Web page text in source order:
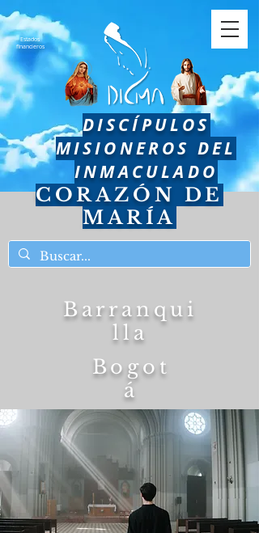
DISCÍPULOS
MISIONEROS DEL
INMACULADO
CORAZÓN DE
MARÍA
Estados
financieros
Barranqui
lla
Bogot
á
Tierra
Maria